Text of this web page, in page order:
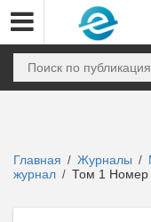
Главная / Журналы /
журнал / Том 1 Номер